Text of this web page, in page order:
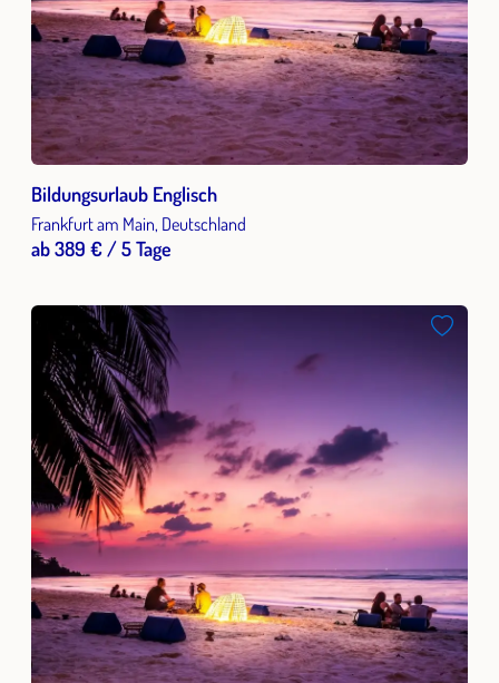
Bildungsurlaub Englisch
Frankfurt am Main, Deutschland
ab 389 € / 5 Tage